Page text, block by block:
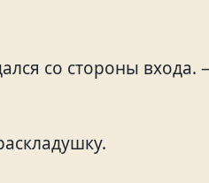
со стороны входа.